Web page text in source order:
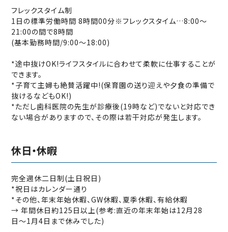
フレックスタイム制
1日の標準労働時間 8時間00分※フレックスタイム…8:00〜
21:00の間で8時間
(基本勤務時間/9:00〜18:00)
*途中抜けOK!ライフスタイルに合わせて柔軟に仕事することが
できます。
*子育て主婦も絶賛活躍中!(保育園の送り迎えや夕食の準備で
抜けるなどもOK!)
*ただし⻭科医院の先生が診療後(19時など)でないと対応でき
ない場合がありますので、その際は若干対応が発生します。
休日‧休暇
完全週休二日制(土日祝日)
*祝日はカレンダー通り
*その他、年末年始休暇、GW休暇、夏季休暇、有給休暇
→ 年間休日約125日以上(参考:直近の年末年始は12月28
日〜1月4日まで休みでした)